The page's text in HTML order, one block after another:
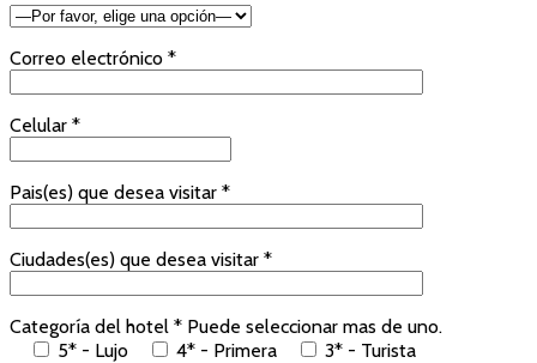
Correo electrónico *
Celular *
Pais(es) que desea visitar *
Ciudades(es) que desea visitar *
Categoría del hotel * Puede seleccionar mas de uno.
5* - Lujo
4* - Primera
3* - Turista